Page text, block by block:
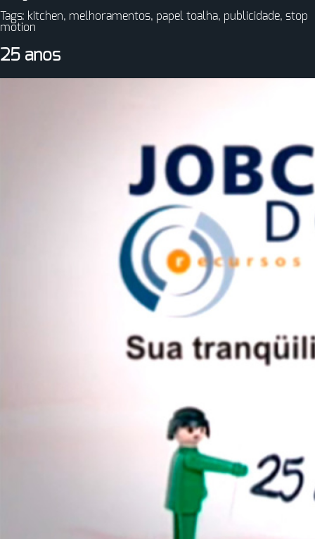
Tags: kitchen, melhoramentos, papel toalha, publicidade, stop
motion
25 anos